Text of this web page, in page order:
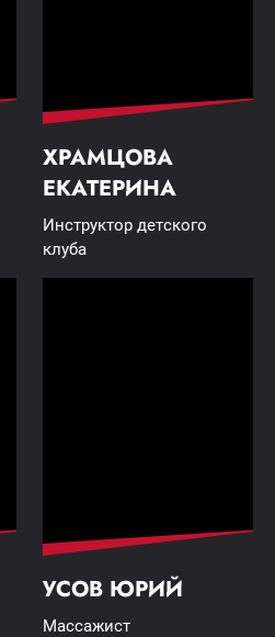
ХРАМЦОВА
ЕКАТЕРИНА
Инструктор детского
клуба
УСОВ ЮРИЙ
Массажист